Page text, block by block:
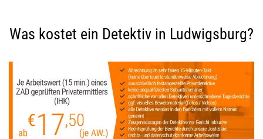
Was kostet ein Detektiv in Ludwigsburg?